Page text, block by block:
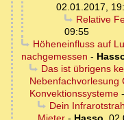
02.01.2017,
Relative
09:55
Höheneinfluss auf
nachgemessen -
Das ist übrigens
Nebenfachvorlesung
Konvektionssysteme -
Dein